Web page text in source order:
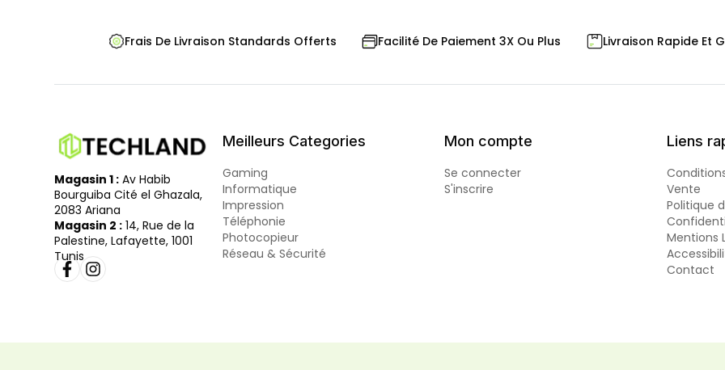
Frais De Livraison Standards Offerts Facilité De Paiement 3X Ou Plus Livraison Rapide Et
Magasin 1 : Av Habib
Bourguiba Cité el Ghazala,
2083 Ariana
Magasin 2 : 14, Rue de la
Palestine, Lafayette, 1001
Tunis
Meilleurs Categories
Gaming
Informatique
Impression
Téléphonie
Photocopieur
Réseau & Sécurité
Mon compte
Se connecter
S'inscrire
Liens
Vente
Politique
Mentions
Contact